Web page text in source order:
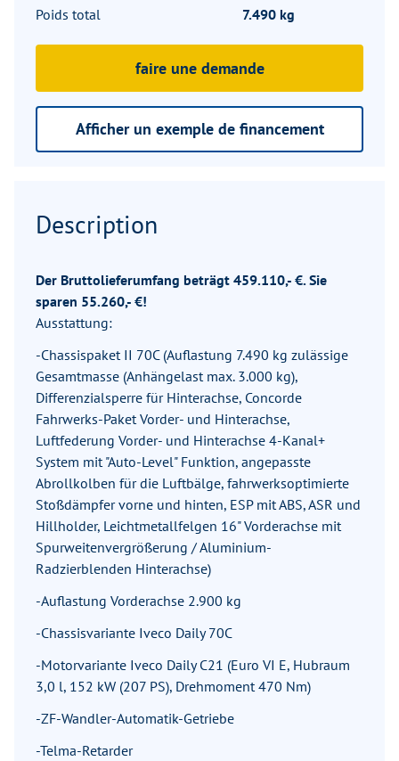
Poids total
7.490 kg
faire une demande
Afficher un exemple de financement
Description
Der Bruttolieferumfang beträgt 459.110,- €. Sie
sparen 55.260,- €!
Ausstattung:
-Chassispaket II 70C (Auflastung 7.490 kg zulässige
Gesamtmasse (Anhängelast max. 3.000 kg),
Differenzialsperre für Hinterachse, Concorde
Fahrwerks-Paket Vorder- und Hinterachse,
Luftfederung Vorder- und Hinterachse 4-Kanal+
System mit "Auto-Level" Funktion, angepasste
Abrollkolben für die Luftbälge, fahrwerksoptimierte
Stoßdämpfer vorne und hinten, ESP mit ABS, ASR und
Hillholder, Leichtmetallfelgen 16" Vorderachse mit
Spurweitenvergrößerung / Aluminium-
Radzierblenden Hinterachse)
-Auflastung Vorderachse 2.900 kg
-Chassisvariante Iveco Daily 70C
-Motorvariante Iveco Daily C21 (Euro VI E, Hubraum
3,0 l, 152 kW (207 PS), Drehmoment 470 Nm)
-ZF-Wandler-Automatik-Getriebe
-Telma-Retarder